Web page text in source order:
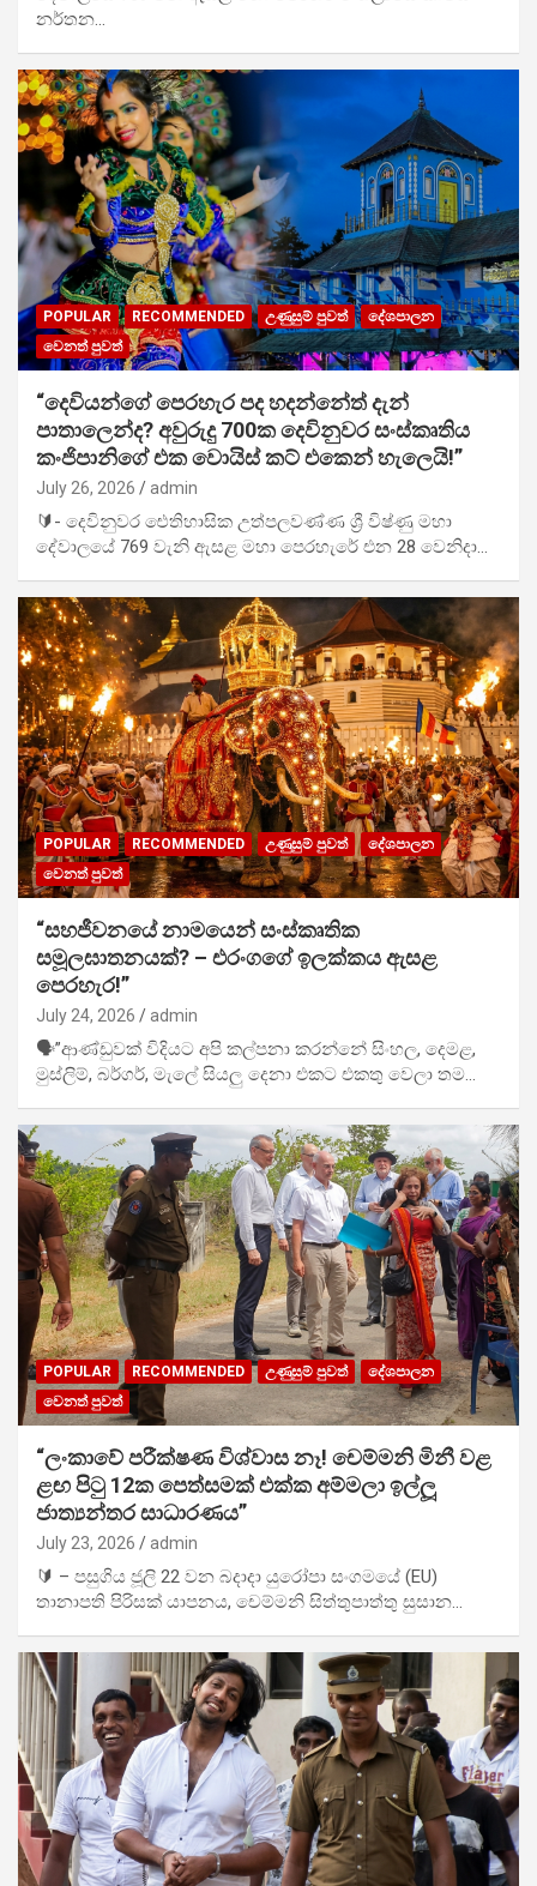
නර්තන…
POPULAR RECOMMENDED උණුසුම් පුවත්
දේශපාලන
වෙනත් පුවත්
“දෙවියන්ගේ පෙරහැර පද හදන්නේත් දැන්
පාතාලෙන්ද? අවුරුදු 700ක දෙවිනුවර සංස්කෘතිය
කංජිපානිගේ එක වොයිස් කට් එකෙන් හැලෙයි!”
July 26, 2026 admin
🔰- දෙවිනුවර ඓතිහාසික උත්පලවණ්ණ ශ්‍රී විෂ්ණු මහා
දේවාලයේ 769 වැනි ඇසළ මහා පෙරහැරේ එන 28 වෙනිදා…
POPULAR RECOMMENDED උණුසුම් පුවත්
දේශපාලන
වෙනත් පුවත්
“සහජීවනයේ නාමයෙන් සංස්කෘතික
සමූලඝාතනයක්? – එරංගගේ ඉලක්කය ඇසළ
පෙරහැර!”
July 24, 2026 admin
🗣️”ආණ්ඩුවක් විදියට අපි කල්පනා කරන්නේ සිංහල, දෙමළ,
මුස්ලිම්, බර්ගර්, මැලේ සියලු දෙනා එකට එකතු වෙලා තම…
POPULAR RECOMMENDED උණුසුම් පුවත්
දේශපාලන
වෙනත් පුවත්
“ලංකාවේ පරීක්ෂණ විශ්වාස නෑ! චෙම්මනි මිනී වළ
ළඟ පිටු 12ක පෙත්සමක් එක්ක අම්මලා ඉල්ලූ
ජාත්‍යන්තර සාධාරණය”
July 23, 2026 admin
🔰 – පසුගිය ජූලි 22 වන බදාදා යුරෝපා සංගමයේ (EU)
තානාපති පිරිසක් යාපනය, චෙම්මනි සිත්තුපාත්තු සුසාන…